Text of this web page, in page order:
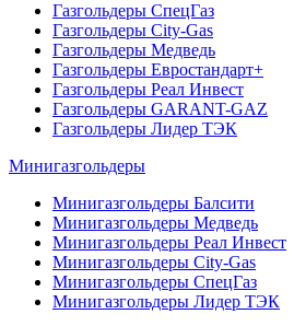
Газгольдеры СпецГаз
Газгольдеры City-Gas
Газгольдеры Медведь
Газгольдеры Евростандарт+
Газгольдеры Реал Инвест
Газгольдеры GARANT-GAZ
Газгольдеры Лидер ТЭК
Минигазгольдеры
Минигазгольдеры Балсити
Минигазгольдеры Медведь
Минигазгольдеры Реал Инвест
Минигазгольдеры City-Gas
Минигазгольдеры СпецГаз
Минигазгольдеры Лидер ТЭК